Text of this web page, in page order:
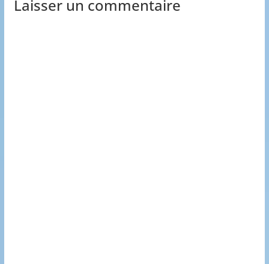
Laisser un commentaire